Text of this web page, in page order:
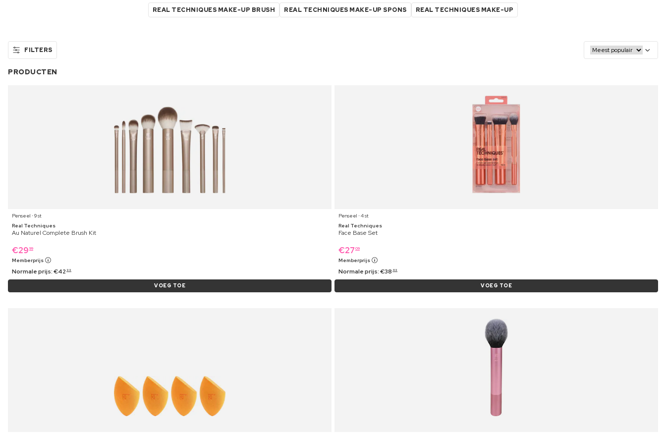
REAL TECHNIQUES MAKE-UP BRUSH REAL TECHNIQUES MAKE-UP SPONS REAL TECHNIQUES MAKE-UP
FILTERS
PRODUCTEN
Penseel ⋅ 9 st
Real Techniques
Au Naturel Complete Brush Kit
€29 99
Memberprijs
Normale prijs:€42 99
VOEG TOE
Penseel ⋅ 4 st
Real Techniques
Face Base Set
€27 09
Memberprijs
Normale prijs:€38 49
VOEG TOE